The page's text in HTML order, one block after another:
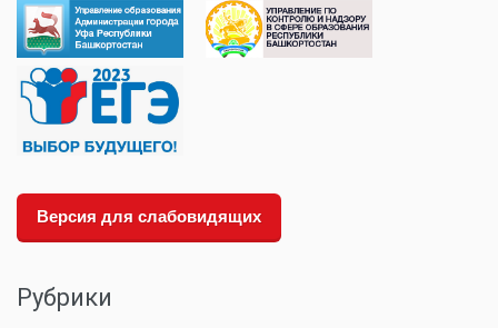
Версия для слабовидящих
Рубрики